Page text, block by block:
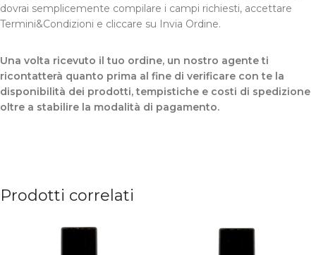
dovrai semplicemente compilare i campi richiesti, accettare
Termini&Condizioni e cliccare su Invia Ordine.
Una volta ricevuto il tuo ordine, un nostro agente ti
ricontatterà quanto prima al fine di verificare con te la
disponibilità dei prodotti, tempistiche e costi di spedizione
oltre a stabilire la modalità di pagamento.
Prodotti correlati